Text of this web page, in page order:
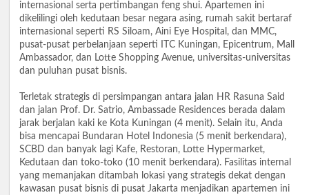
internasional serta pertimbangan feng shui. Apartemen ini
dikelilingi oleh kedutaan besar negara asing, rumah sakit bertaraf
internasional seperti RS Siloam, Aini Eye Hospital, dan MMC,
pusat-pusat perbelanjaan seperti ITC Kuningan, Epicentrum, Mall
Ambassador, dan Lotte Shopping Avenue, universitas-universitas
dan puluhan pusat bisnis.
Terletak strategis di persimpangan antara jalan HR Rasuna Said
dan jalan Prof. Dr. Satrio, Ambassade Residences berada dalam
jarak berjalan kaki ke Kota Kuningan (4 menit). Selain itu, Anda
bisa mencapai Bundaran Hotel Indonesia (5 menit berkendara),
SCBD dan banyak lagi Kafe, Restoran, Lotte Hypermarket,
Kedutaan dan toko-toko (10 menit berkendara). Fasilitas internal
yang memanjakan ditambah lokasi yang strategis dekat dengan
kawasan pusat bisnis di pusat Jakarta menjadikan apartemen ini